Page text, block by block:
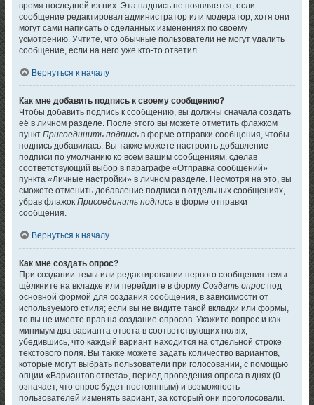
время последней из них. Эта надпись не появляется, если
сообщение редактировал администратор или модератор, хотя они
могут сами написать о сделанных изменениях по своему
усмотрению. Учтите, что обычные пользователи не могут удалить
сообщение, если на него уже кто-то ответил.
Вернуться к началу
Как мне добавить подпись к своему сообщению?
Чтобы добавить подпись к сообщению, вы должны сначала создать
её в личном разделе. После этого вы можете отметить флажком
пунктПрисоединить подпись в форме отправки сообщения, чтобы
подпись добавилась. Вы также можете настроить добавление
подписи по умолчанию ко всем вашим сообщениям, сделав
соответствующий выбор в параграфе «Отправка сообщений»
пункта «Личные настройки» в личном разделе. Несмотря на это, вы
сможете отменить добавление подписи в отдельных сообщениях,
убрав флажокПрисоединить подпись в форме отправки
сообщения.
Вернуться к началу
Как мне создать опрос?
При создании темы или редактировании первого сообщения темы
щёлкните на вкладке или перейдите в формуСоздать опрос под
основной формой для создания сообщения, в зависимости от
используемого стиля; если вы не видите такой вкладки или формы,
то вы не имеете прав на создание опросов. Укажите вопрос и как
минимум два варианта ответа в соответствующих полях,
убедившись, что каждый вариант находится на отдельной строке
текстового поля. Вы также можете задать количество вариантов,
которые могут выбрать пользователи при голосовании, с помощью
опции «Вариантов ответа», период проведения опроса в днях (0
означает, что опрос будет постоянным) и возможность
пользователей изменять вариант, за который они проголосовали.